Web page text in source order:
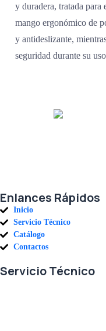
y duradera, tratada
mango ergonómico de
y antideslizante,
seguridad durante su
Enlances Rápidos
Inicio
Servicio Técnico
Catálogo
Contactos
Servicio Técnico